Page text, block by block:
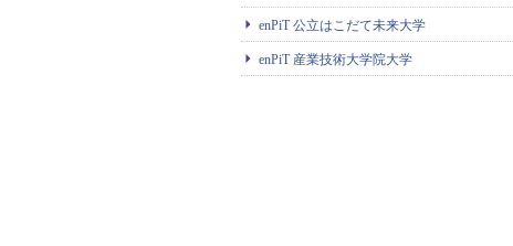
enPiT 公立はこだて未来大学
enPiT 産業技術大学院大学